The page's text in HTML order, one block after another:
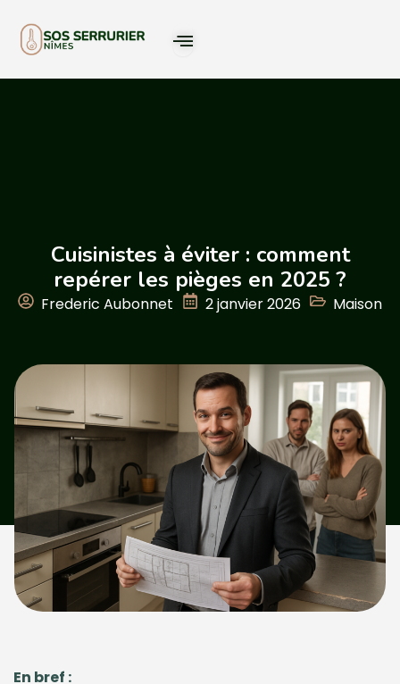
Cuisinistes à éviter : comment
repérer les pièges en 2025 ?
Frederic Aubonnet 2 janvier 2026 Maison
En bref :